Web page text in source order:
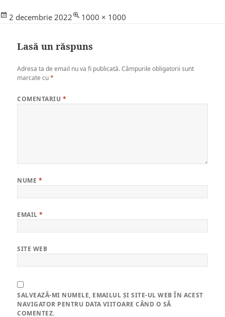
Posted
2 decembrie 2022
Full
1000 × 1000
Lasă un răspuns
Adresa ta de email nu va fi publicată. Câmpurile obligatorii sunt
marcate cu*
COMENTARIU *
NUME *
EMAIL*
SITE WEB
SALVEAZĂ-MI NUMELE, EMAILUL ȘI SITE-UL WEB ÎN ACEST
NAVIGATOR PENTRU DATA VIITOARE CÂND O SĂ
COMENTEZ.